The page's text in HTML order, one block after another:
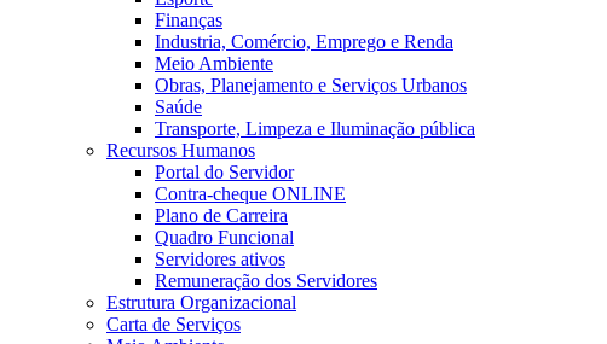
Finanças
Industria, Comércio, Emprego e Renda
Meio Ambiente
Obras, Planejamento e Serviços Urbanos
Saúde
Transporte, Limpeza e Iluminação pública
Recursos Humanos
Portal do Servidor
Contra-cheque ONLINE
Plano de Carreira
Quadro Funcional
Servidores ativos
Remuneração dos Servidores
Estrutura Organizacional
Carta de Serviços